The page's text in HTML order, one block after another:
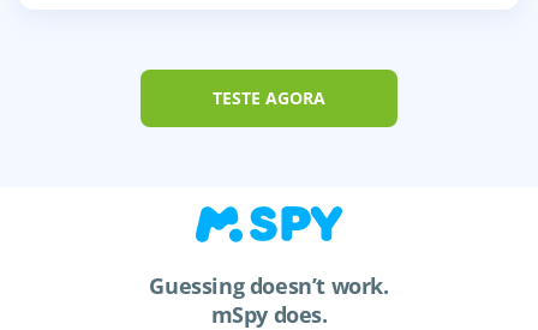
TESTE AGORA
Guessing doesn’t work.
mSpy does.